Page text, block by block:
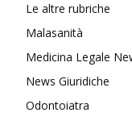
Le altre rubriche
Malasanità
Medicina Legale
News Giuridiche
Odontoiatra